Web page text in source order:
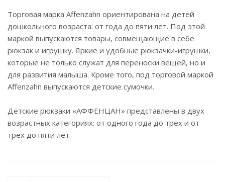
Торговая марка Affenzahn ориентирована на детей
дошкольного возраста: от года до пяти лет. Под этой
маркой выпускаются товары, совмещающие в себе
рюкзак и игрушку. Яркие и удобные рюкзачки-игрушки,
которые не только служат для переноски вещей, но и
для развития малыша. Кроме того, под торговой маркой
Affenzahn выпускаются детские сумочки.
Детские рюкзаки «АФФЕНЦАН» представлены в двух
возрастных категориях: от одного года до трех и от
трех до пяти лет.